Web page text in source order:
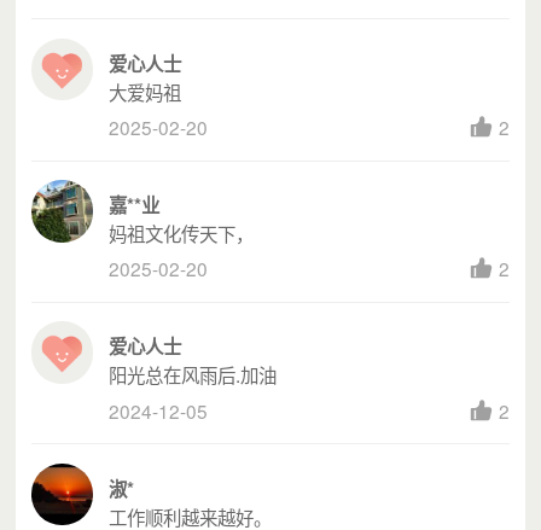
爱心人士
大爱妈祖
2025-02-20
2
嘉**业
妈祖文化传天下，
2025-02-20
2
爱心人士
阳光总在风雨后.加油
2024-12-05
2
淑*
工作顺利越来越好。